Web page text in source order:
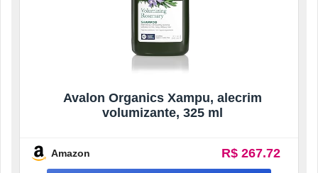
Avalon Organics Xampu, alecrim
volumizante, 325 ml
Amazon R$ 267.72